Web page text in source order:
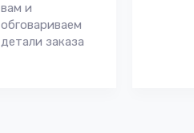
вам и
обговариваем
детали заказа